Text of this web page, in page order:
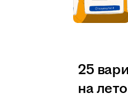
25
на лето